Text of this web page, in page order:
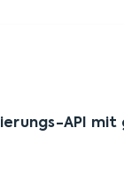
API mit